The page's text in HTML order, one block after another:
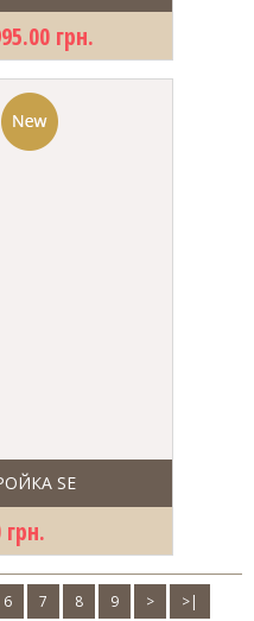
грн.
SE
грн.
6 7 8 9 >
>|